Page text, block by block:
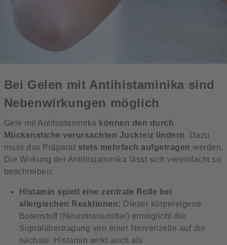
Bei Gelen mit Antihistaminika sind
Nebenwirkungen möglich
Gele mit Antihistaminika können den durch
Mückenstiche verursachten Juckreiz lindern. Dazu
muss das Präparat stets mehrfach aufgetragen werden.
Die Wirkung der Antihistaminika lässt sich vereinfacht so
beschreiben:
Histamin spielt eine zentrale Rolle bei
allergischen Reaktionen: Dieser körpereigene
Botenstoff (Neurotransmitter) ermöglicht die
Signalübertragung von einer Nervenzelle auf die
nächste. Histamin wirkt auch als